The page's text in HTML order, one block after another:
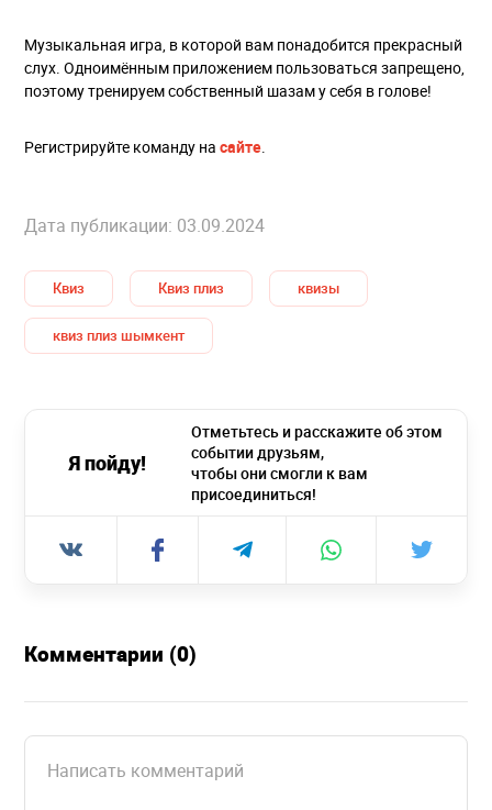
Музыкальная игра, в которой вам понадобится прекрасный
слух. Одноимённым приложением пользоваться запрещено,
поэтому тренируем собственный шазам у себя в голове!
Регистрируйте команду на сайте
Дата публикации: 03.09.2024
Квиз Квиз плиз квизы
квиз плиз шымкент
Я пойду!
Отметьтесь и расскажите об этом
событии друзьям,
чтобы они смогли к вам
присоединиться!
Комментарии (0)